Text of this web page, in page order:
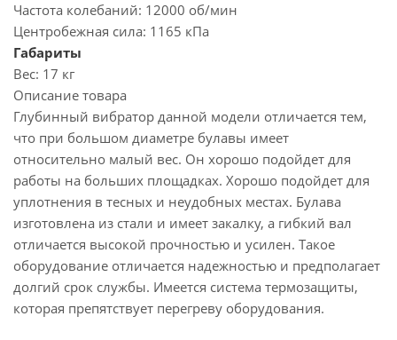
Частота колебаний: 12000 об/мин
Центробежная сила: 1165 кПа
Габариты
Вес: 17 кг
Описание товара
Глубинный вибратор данной модели отличается тем,
что при большом диаметре булавы имеет
относительно малый вес. Он хорошо подойдет для
работы на больших площадках. Хорошо подойдет для
уплотнения в тесных и неудобных местах. Булава
изготовлена из стали и имеет закалку, а гибкий вал
отличается высокой прочностью и усилен. Такое
оборудование отличается надежностью и предполагает
долгий срок службы. Имеется система термозащиты,
которая препятствует перегреву оборудования.